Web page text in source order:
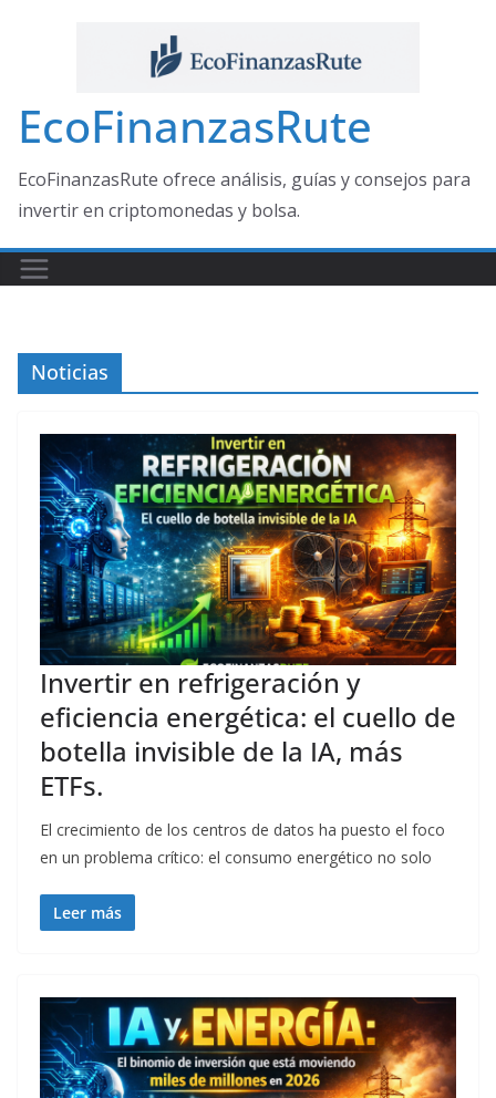
EcoFinanzasRute
EcoFinanzasRute ofrece análisis, guías y consejos para
invertir en criptomonedas y bolsa.
Noticias
Invertir en refrigeración y
eficiencia energética: el cuello de
botella invisible de la IA, más
ETFs.
El crecimiento de los centros de datos ha puesto el foco
en un problema crítico: el consumo energético no solo
Leer más